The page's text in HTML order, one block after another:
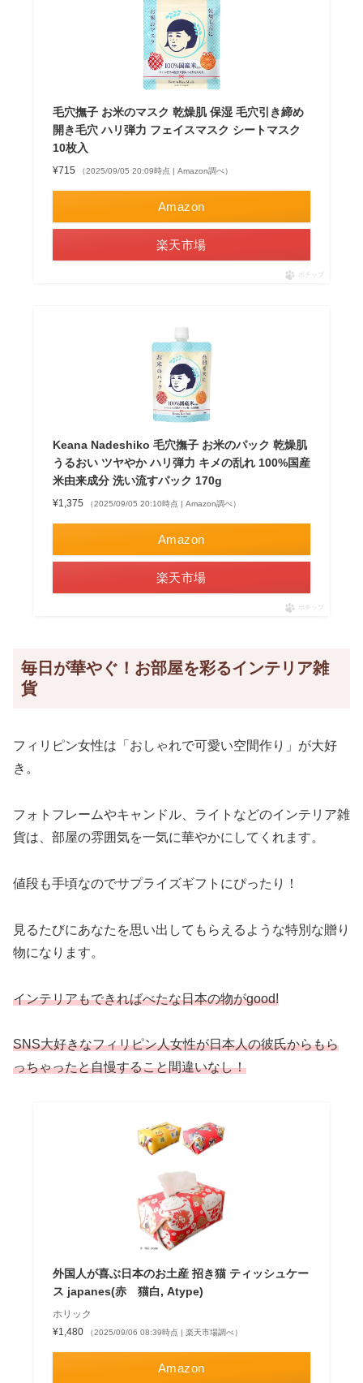
毛穴撫子 お米のマスク 乾燥肌 保湿 毛穴引き締め
開き毛穴 ハリ弾力 フェイスマスク シートマスク
10枚入
¥715 （2025/09/05 20:09時点 | Amazon調べ）
Amazon
楽天市場
ポチップ
Keana Nadeshiko 毛穴撫子 お米のパック 乾燥肌
うるおい ツヤやか ハリ弾力 キメの乱れ 100%国産
米由来成分 洗い流すパック 170g
¥1,375 （2025/09/05 20:10時点 | Amazon調べ）
Amazon
楽天市場
ポチップ
毎日が華やぐ！お部屋を彩るインテリア雑
貨
フィリピン女性は「おしゃれで可愛い空間作り」が大好
き。
フォトフレームやキャンドル、ライトなどのインテリア雑
貨は、部屋の雰囲気を一気に華やかにしてくれます。
値段も手頃なのでサプライズギフトにぴったり！
見るたびにあなたを思い出してもらえるような特別な贈り
物になります。
インテリアもできればべたな日本の物がgood!
SNS大好きなフィリピン人女性が日本人の彼氏からもら
っちゃったと自慢すること間違いなし！
外国人が喜ぶ日本のお土産 招き猫 ティッシュケー
ス japanes(赤 猫白, Atype)
ホリック
¥1,480
（2025/09/06 08:39時点 | 楽天市場調べ）
Amazon